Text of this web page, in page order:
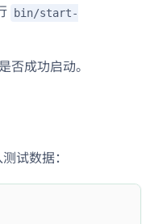
bin/start-
否成功启动。
试数据：